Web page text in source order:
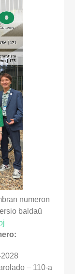
numeron
baldaŭ
– 110-a